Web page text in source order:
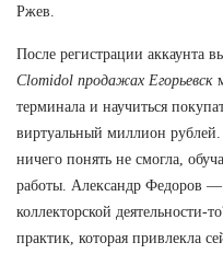
Ржев.
После регистрации аккаунта
Clomidol продажах Егорьевск
терминала и научиться
виртуальный миллион рублей.
ничего понять не смогла,
работы. Александр Федоров —
коллекторской деятельности-
практик, которая привлекла